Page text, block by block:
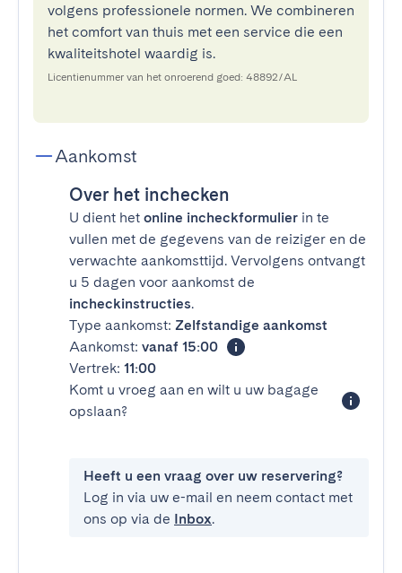
volgens professionele normen. We combineren
het comfort van thuis met een service die een
kwaliteitshotel waardig is.
Licentienummer van het onroerend goed: 48892/AL
Aankomst
Over het inchecken
U dient het online incheckformulier in te
vullen met de gegevens van de reiziger en de
verwachte aankomsttijd. Vervolgens ontvangt
u 5 dagen voor aankomst de
incheckinstructies.
Type aankomst: Zelfstandige aankomst
Aankomst: vanaf 15:00
Vertrek: 11:00
Komt u vroeg aan en wilt u uw bagage
opslaan?
Heeft u een vraag over uw reservering?
Log in via uw e-mail en neem contact met
ons op via de Inbox.